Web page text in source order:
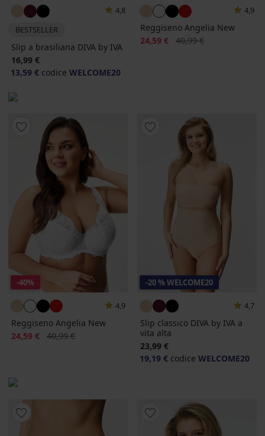
4,8
BESTSELLER
Slip a brasiliana DIVA by IVA
16,99 €
13,59 € codice WELCOME20
4,9
Reggiseno Angelia New
Sconto
24,59 € Prezzo originale
40,99 €
-40%
4,9
Reggiseno Angelia New
Sconto
24,59 € Prezzo originale
40,99 €
-20 % WELCOME20
4,7
Slip classico DIVA by IVA a
vita alta
23,99 €
19,19 € codice WELCOME20